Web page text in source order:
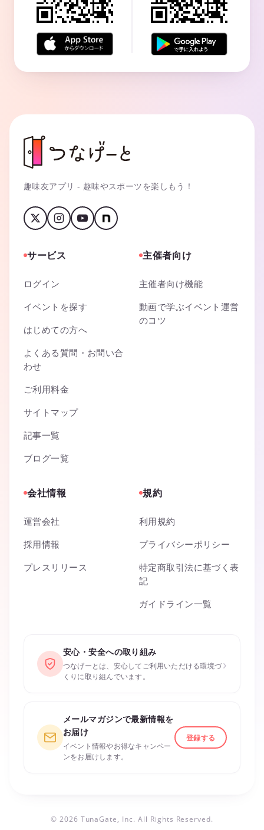
趣味友アプリ - 趣味やスポーツを楽しもう！
サービス
ログイン
イベントを探す
はじめての方へ
よくある質問・お問い合
わせ
ご利用料金
サイトマップ
記事一覧
ブログ一覧
主催者向け
主催者向け機能
動画で学ぶイベント運営
のコツ
会社情報
運営会社
採用情報
プレスリリース
規約
利用規約
プライバシーポリシー
特定商取引法に基づく表
記
ガイドライン一覧
安心・安全への取り組み
つなげーとは、安心してご利用いただける環境づ
くりに取り組んでいます。
›
メールマガジンで最新情報を
お届け
イベント情報やお得なキャンペー
ンをお届けします。
登録する
© 2026 TunaGate, Inc. All Rights Reserved.